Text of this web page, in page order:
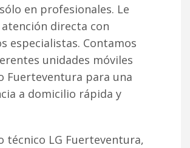
en profesionales. Le
directa con
especialistas. Contamos
unidades móviles
Fuerteventura para una
a domicilio rápida y
técnico LG Fuerteventura,